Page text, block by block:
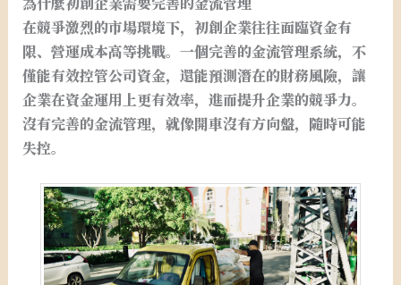
在競爭激烈的市場環境下，初創企業往往面臨資金有
限、營運成本高等挑戰。一個完善的金流管理系統，不
僅能有效控管公司資金，還能預測潛在的財務風險，讓
企業在資金運用上更有效率，進而提升企業的競爭力。
沒有完善的金流管理，就像開車沒有方向盤，隨時可能
失控。